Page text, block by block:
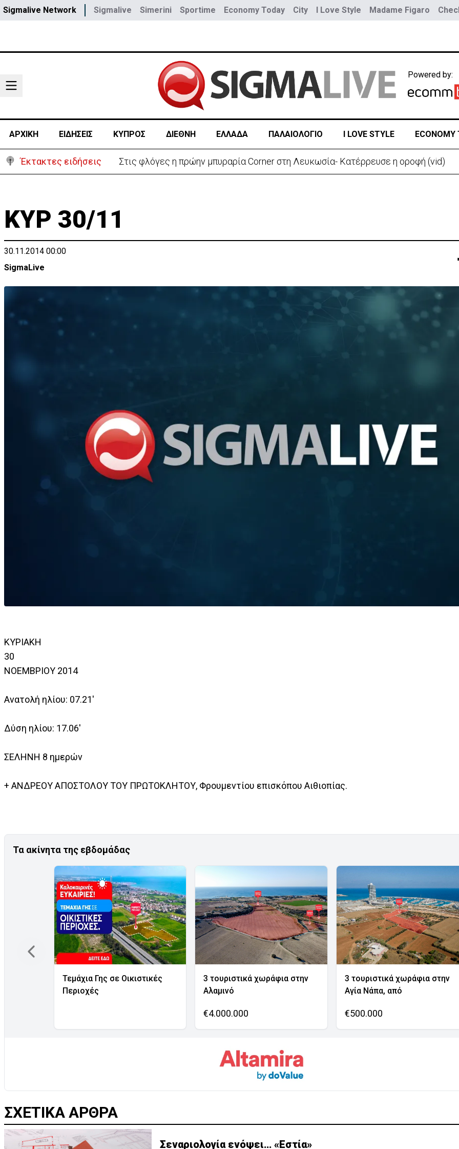
Sigmalive Network Sigmalive Simerini Sportime Economy Today City I Love Style Madame Figaro
Powered by:
ΑΡΧΙΚΗ ΕΙΔΗΣΕΙΣ ΚΥΠΡΟΣ ΔΙΕΘΝΗ ΕΛΛΑΔΑ ΠΑΛΑΙΟΛΟΓΙΟ I LOVE STYLE ECONOMY
Έκτακτες ειδήσεις ΗΠΑ: Πυροβολισμοί στη Βόρεια Καρολίνα – Νεκροί και τραυματίες
ΚΥΡ 30/11
30.11.2014 00:00
SigmaLive
ΚΥΡΙΑΚΗ
30
ΝΟΕΜΒΡΙΟΥ 2014
Ανατολή ηλίου: 07.21'
Δύση ηλίου: 17.06'
ΣΕΛΗΝΗ 8 ημερών
+ ΑΝΔΡΕΟΥ ΑΠΟΣΤΟΛΟΥ ΤΟΥ ΠΡΩΤΟΚΛΗΤΟΥ, Φρουμεντίου επισκόπου Αιθιοπίας.
Τα ακίνητα της εβδομάδας
Τεμάχια Γης σε Οικιστικές
Περιοχές
3 τουριστικά χωράφια στην
Αλαμινό
€4.000.000
3 τουριστικά χωράφια στην
Αγία Νάπα, από
€500.000
ΣΧΕΤΙΚΑ ΑΡΘΡΑ
Σεναριολογία ενόψει… «Εστία»